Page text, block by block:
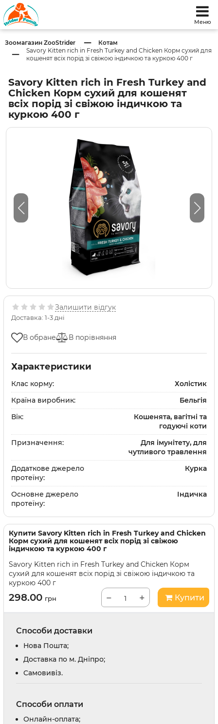
Меню
Зоомагазин ZooStrider
Котам
Savory Kitten rich in Fresh Turkey and Chicken Корм сухий для
кошенят всіх порід зі свіжою індичкою та куркою 400 г
Savory Kitten rich in Fresh Turkey and
Chicken Корм сухий для кошенят
всіх порід зі свіжою індичкою та
куркою 400 г
Залишити відгук
Доставка: 1-3 дні
В обране В порівняння
Характеристики
Клас корму:
Холістик
Країна виробник:
Бельгія
Вік:
Кошенята, вагітні та
годуючі коти
Призначення:
Для імунітету, для
чутливого травлення
Додаткове джерело
протеїну:
Курка
Основне джерело
протеїну:
Індичка
Купити Savory Kitten rich in Fresh Turkey and Chicken
Корм сухий для кошенят всіх порід зі свіжою
індичкою та куркою 400 г
Savory Kitten rich in Fresh Turkey and Chicken Корм
сухий для кошенят всіх порід зі свіжою індичкою та
куркою 400 г
298.00 грн − + Купити
Способи доставки
Нова Пошта;
Доставка по м. Дніпро;
Cамовивіз.
Способи оплати
Онлайн-оплата;